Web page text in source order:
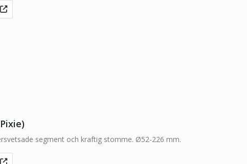
segment och kraftig stomme. Ø52-226 mm.